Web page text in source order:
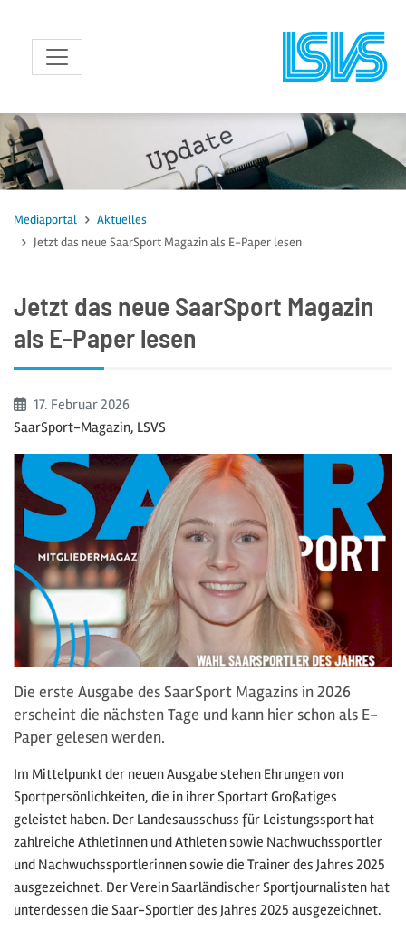
zum Inhalt
Mediaportal
Aktuelles
Jetzt das neue SaarSport Magazin als E-Paper lesen
Jetzt das neue SaarSport Magazin
als E-Paper lesen
Beginn:
17. Februar2026
SaarSport-Magazin, LSVS
Die erste Ausgabe des SaarSport Magazins in 2026
erscheint die nächsten Tage und kann hier schon als E-
Paper gelesen werden.
Im Mittelpunkt der neuen Ausgabe stehen Ehrungen von
Sportpersönlichkeiten, die in ihrer Sportart Großatiges
geleistet haben. Der Landesausschuss für Leistungssport hat
zahlreiche Athletinnen und Athleten sowie Nachwuchssportler
und Nachwuchssportlerinnen sowie die Trainer des Jahres 2025
ausgezeichnet. Der Verein Saarländischer Sportjournalisten hat
unterdessen die Saar-Sportler des Jahres 2025 ausgezeichnet.